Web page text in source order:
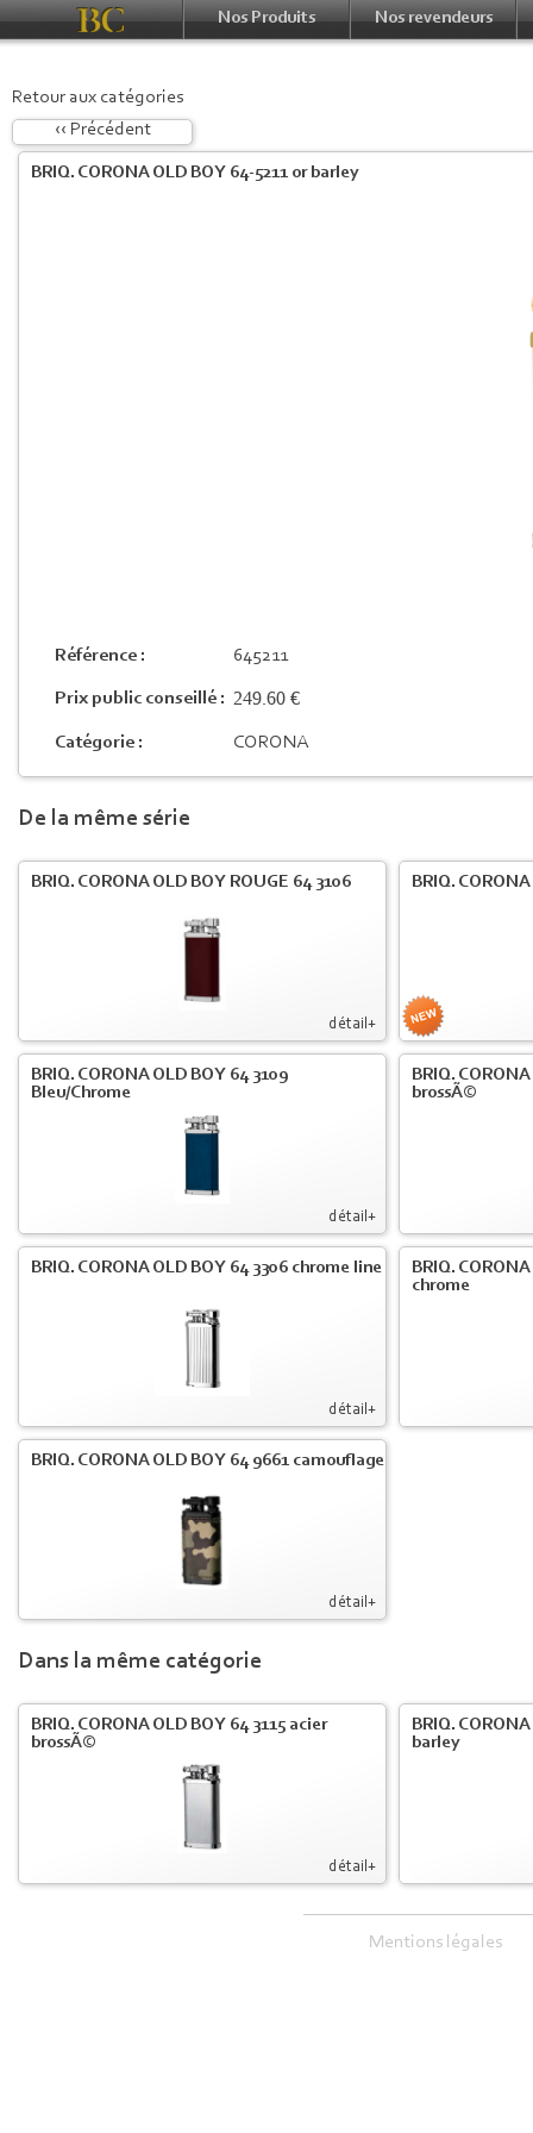
Nos Produits Nos revendeurs
Retour aux catégories
‹‹ Précédent
BRIQ. CORONA OLD BOY 64-5211 or barley
Référence : 645211
Prix public conseillé : 249.60 €
Catégorie : CORONA
De la même série
détail+
BRIQ. CORONA OLD BOY ROUGE 64 3106 BRIQ.
détail+
BRIQ. CORONA OLD BOY 64 3109
Bleu/Chrome
BRIQ.
brossÃ©
détail+
BRIQ. CORONA OLD BOY 64 3306 chrome line
BRIQ.
chrome
détail+
BRIQ. CORONA OLD BOY 64 9661 camouflage
Dans la même catégorie
détail+
BRIQ. CORONA OLD BOY 64 3115 acier
brossÃ©
BRIQ.
barley
Mentions légales